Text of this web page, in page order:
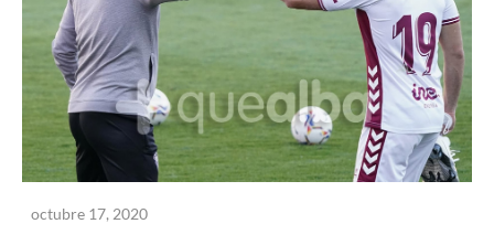
octubre 17, 2020